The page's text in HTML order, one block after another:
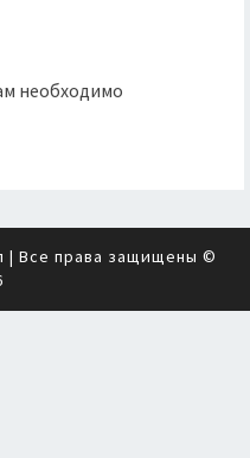
необходимо
| Все права защищены ©